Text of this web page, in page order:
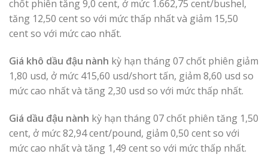
chốt phiên tăng 9,0 cent, ở mức 1.662,75 cent/bushel,
tăng 12,50 cent so với mức thấp nhất và giảm 15,50
cent so với mức cao nhất.
Giá khô dầu đậu nành kỳ hạn tháng 07 chốt phiên giảm
1,80 usd, ở mức 415,60 usd/short tấn, giảm 8,60 usd so
mức cao nhất và tăng 2,30 usd so với mức thấp nhất.
Giá dầu đậu nành kỳ hạn tháng 07 chốt phiên tăng 1,50
cent, ở mức 82,94 cent/pound, giảm 0,50 cent so với
mức cao nhất và tăng 1,49 cent so với mức thấp nhất.